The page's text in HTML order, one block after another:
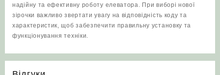
надійну та ефективну роботу елеватора. При виборі нової
зірочки важливо звертати увагу на відповідність коду та
характеристик, щоб забезпечити правильну установку та
функціонування техніки.